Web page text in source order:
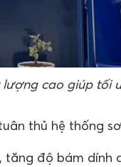
cao giúp tối
thủ hệ thống
độ bám dính